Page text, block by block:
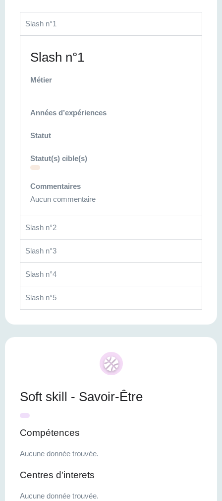
Slash n°1
Slash n°1
Métier
Années d’expériences
Statut
Statut(s) cible(s)
Commentaires
Aucun commentaire
Slash n°2
Slash n°3
Slash n°4
Slash n°5
Soft skill - Savoir-Être
Compétences
Aucune donnée trouvée.
Centres d'interets
Aucune donnée trouvée.